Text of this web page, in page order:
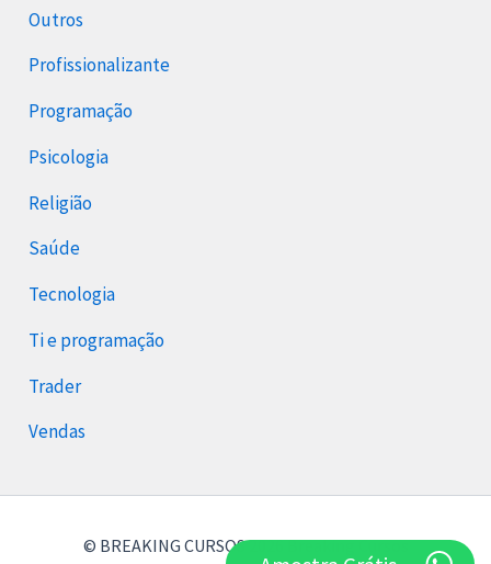
Outros
Profissionalizante
Programação
Psicologia
Religião
Saúde
Tecnologia
Ti e programação
Trader
Vendas
© BREAKING CURSOS 2026 Breaking Cursos